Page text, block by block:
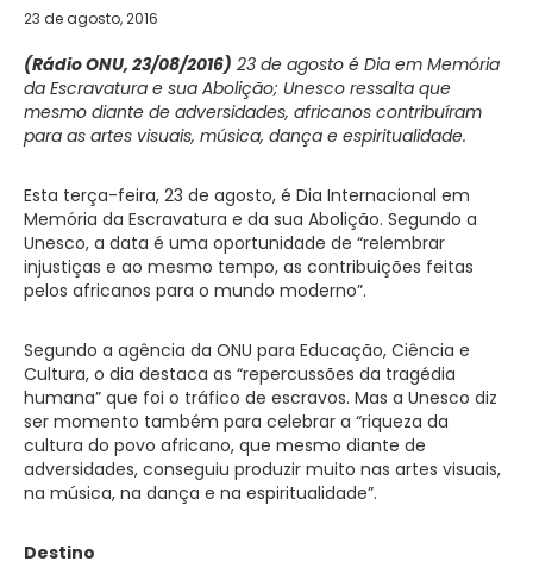
23 de agosto, 2016
(Rádio ONU, 23/08/2016) 23 de agosto é Dia em Memória
da Escravatura e sua Abolição; Unesco ressalta que
mesmo diante de adversidades, africanos contribuíram
para as artes visuais, música, dança e espiritualidade.
Esta terça-feira, 23 de agosto, é Dia Internacional em
Memória da Escravatura e da sua Abolição. Segundo a
Unesco, a data é uma oportunidade de “relembrar
injustiças e ao mesmo tempo, as contribuições feitas
pelos africanos para o mundo moderno”.
Segundo a agência da ONU para Educação, Ciência e
Cultura, o dia destaca as “repercussões da tragédia
humana” que foi o tráfico de escravos. Mas a Unesco diz
ser momento também para celebrar a “riqueza da
cultura do povo africano, que mesmo diante de
adversidades, conseguiu produzir muito nas artes visuais,
na música, na dança e na espiritualidade”.
Destino